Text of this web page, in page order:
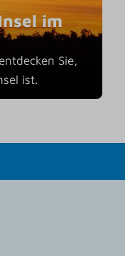
im
Sie,
ist.